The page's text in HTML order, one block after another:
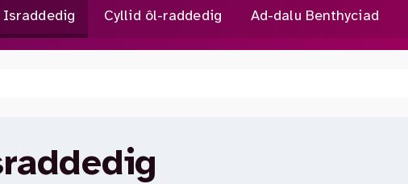
Israddedig Cyllid ôl-raddedig Ad-dalu Benthyciad